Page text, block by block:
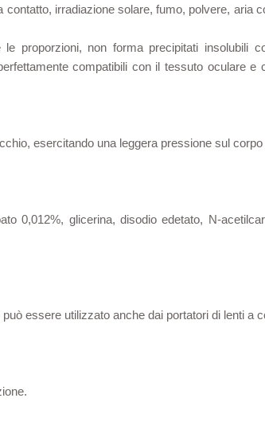
irradiazione solare, fumo, polvere, aria
proporzioni, non forma precipitati insolubili
compatibili con il tessuto oculare e
esercitando una leggera pressione sul corpo
0,012%, glicerina, disodio edetato, N-
essere utilizzato anche dai portatori di lenti a